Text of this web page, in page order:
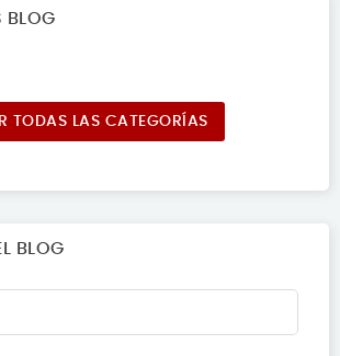
BLOG
TODAS LAS CATEGORÍAS
BLOG